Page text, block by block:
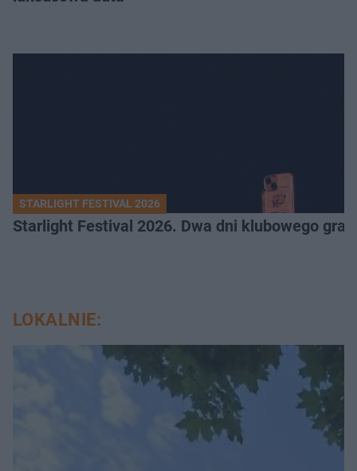
STARLIGHT FESTIVAL 2026
Starlight Festival 2026. Dwa dni klubowego
LOKALNIE: